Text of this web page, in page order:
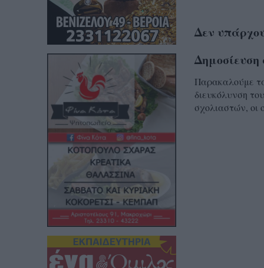
Δεν
Δημοσίευση
Παρακαλούμε
διευκόλυνση
σχολιαστών, οι